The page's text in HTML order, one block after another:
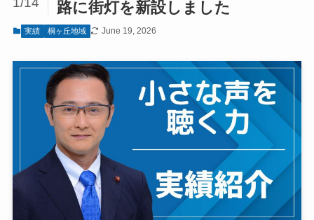
路に街灯を新設しました
実績 桐ヶ丘地域 June 19, 2026